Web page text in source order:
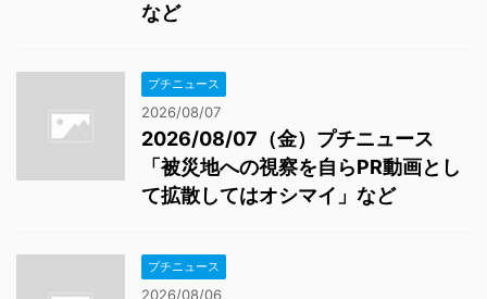
など
プチニュース
2026/08/07
2026/08/07（金）プチニュース
「被災地への視察を自らPR動画とし
て拡散してはオシマイ」など
プチニュース
2026/08/06